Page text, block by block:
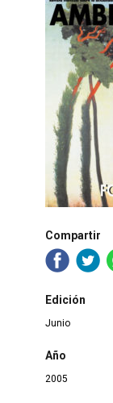
Compartir
Edición
Junio
Año
2005